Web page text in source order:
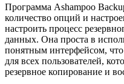
Программа Ashampoo
количество опций и
настроить процесс
данных. Она проста в
понятным интерфейсом,
для всех пользователей,
резервное копирование и